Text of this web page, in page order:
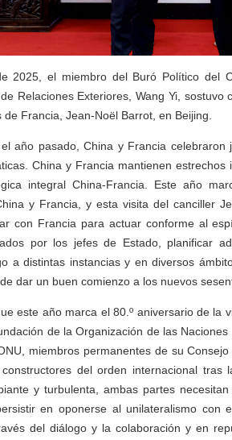
2025, el miembro del Buró Político del
Relaciones Exteriores, Wang Yi,
Francia, Jean-Noël Barrot, en Beijing.
año pasado, China y Francia
China y Francia mantienen
integral China-Francia. Este año
y Francia, y esta visita del canciller
con Francia para actuar conforme al
por los jefes de Estado, planificar
a distintas instancias y en diversos
dar un buen comienzo a los nuevos
este año marca el 80.º aniversario de la
de la Organización de las
miembros permanentes de su
del orden internacional tras
y turbulenta, ambas partes
en oponerse al unilateralismo con
del diálogo y la colaboración y en